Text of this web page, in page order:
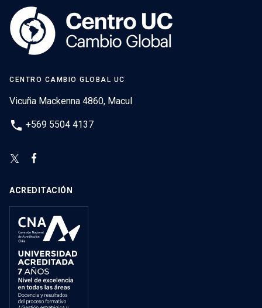
CENTRO CAMBIO GLOBAL UC
Vicuña Mackenna 4860, Macul
phone +569 5504 4137
ACREDITACIÓN